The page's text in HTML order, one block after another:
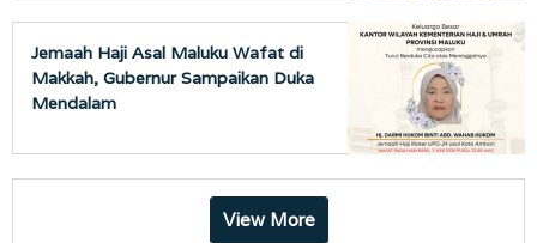
Jemaah Haji Asal Maluku Wafat di
Makkah, Gubernur Sampaikan Duka
Mendalam
View More